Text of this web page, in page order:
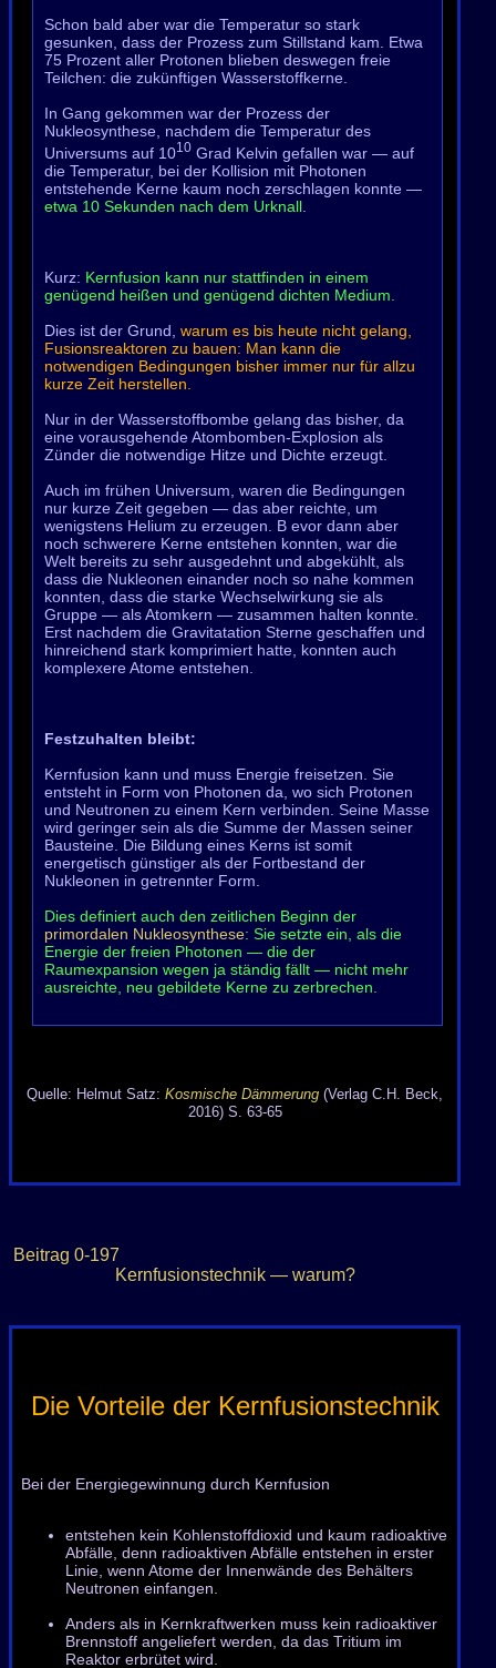
Schon bald aber war die Temperatur so stark
gesunken, dass der Prozess zum Stillstand kam. Etwa
75 Prozent aller Protonen blieben deswegen freie
Teilchen: die zukünftigen Wasserstoffkerne.
In Gang gekommen war der Prozess der
Nukleosynthese, nachdem die Temperatur des
Universums auf 1010 Grad Kelvin gefallen war — auf
die Temperatur, bei der Kollision mit Photonen
entstehende Kerne kaum noch zerschlagen konnte —
etwa 10 Sekunden nach dem Urknall
Kurz: Kernfusion kann nur stattfinden in einem
genügend heißen und genügend dichten Medium.
Dies ist der Grund, warum es bis heute nicht gelang,
Fusionsreaktoren zu bauen: Man kann die
notwendigen Bedingungen bisher immer nur für allzu
kurze Zeit herstellen.
Nur in der Wasserstoffbombe gelang das bisher, da
eine vorausgehende Atombomben-Explosion als
Zünder die notwendige Hitze und Dichte erzeugt.
Auch im frühen Universum, waren die Bedingungen
nur kurze Zeit gegeben — das aber reichte, um
wenigstens Helium zu erzeugen. B evor dann aber
noch schwerere Kerne entstehen konnten, war die
Welt bereits zu sehr ausgedehnt und abgekühlt, als
dass die Nukleonen einander noch so nahe kommen
konnten, dass die starke Wechselwirkung sie als
Gruppe — als Atomkern — zusammen halten konnte.
Erst nachdem die Gravitatation Sterne geschaffen und
hinreichend stark komprimiert hatte, konnten auch
komplexere Atome entstehen.
Festzuhalten bleibt:
Kernfusion kann und muss Energie freisetzen. Sie
entsteht in Form von Photonen da, wo sich Protonen
und Neutronen zu einem Kern verbinden. Seine Masse
wird geringer sein als die Summe der Massen seiner
Bausteine. Die Bildung eines Kerns ist somit
energetisch günstiger als der Fortbestand der
Nukleonen in getrennter Form.
Dies definiert auch den zeitlichen Beginn der
primordalen Nukleosynthese: Sie setzte ein, als die
Energie der freien Photonen — die der
Raumexpansion wegen ja ständig fällt — nicht mehr
ausreichte, neu gebildete Kerne zu zerbrechen.
Quelle: Helmut Satz: Kosmische Dämmerung (Verlag C.H. Beck,
2016) S. 63-65
Beitrag 0-197
Kernfusionstechnik — warum?
Die Vorteile der Kernfusionstechnik
Bei der Energiegewinnung durch Kernfusion
entstehen kein Kohlenstoffdioxid und kaum radioaktive
Abfälle, denn radioaktiven Abfälle entstehen in erster
Linie, wenn Atome der Innenwände des Behälters
Neutronen einfangen.
Anders als in Kernkraftwerken muss kein radioaktiver
Brennstoff angeliefert werden, da das Tritium im
Reaktor erbrütet wird.